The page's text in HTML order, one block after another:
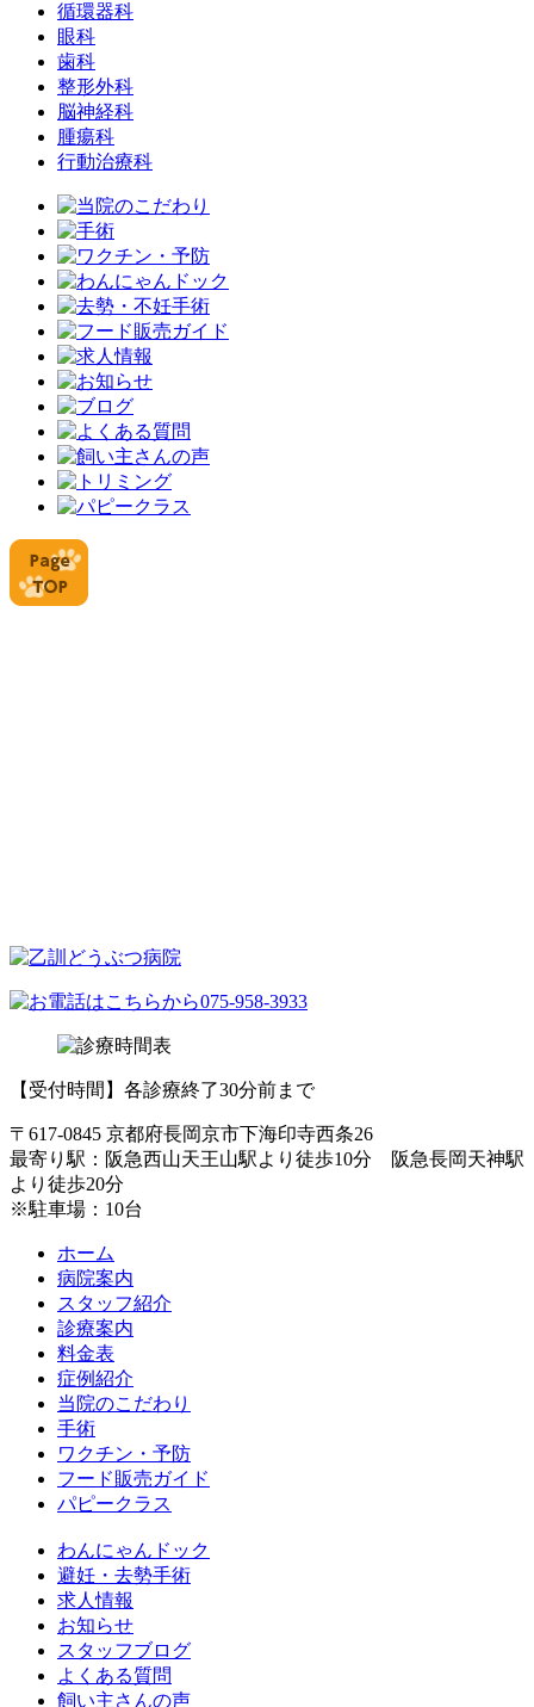
循環器科
眼科
歯科
整形外科
脳神経科
腫瘍科
行動治療科
【受付時間】各診療終了30分前まで
〒617-0845 京都府長岡京市下海印寺西条26
最寄り駅：阪急西山天王山駅より徒歩10分 阪急長岡天神駅
より徒歩20分
※駐車場：10台
ホーム
病院案内
スタッフ紹介
診療案内
料金表
症例紹介
当院のこだわり
手術
ワクチン・予防
フード販売ガイド
パピークラス
わんにゃんドック
避妊・去勢手術
求人情報
お知らせ
スタッフブログ
よくある質問
飼い主さんの声